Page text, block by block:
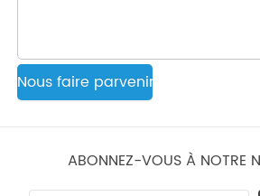
Nous faire parvenir
ABONNEZ-VOUS À NOTRE